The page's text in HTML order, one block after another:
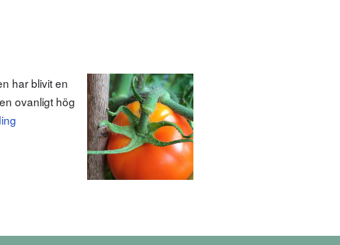
har blivit en
ovanligt hög